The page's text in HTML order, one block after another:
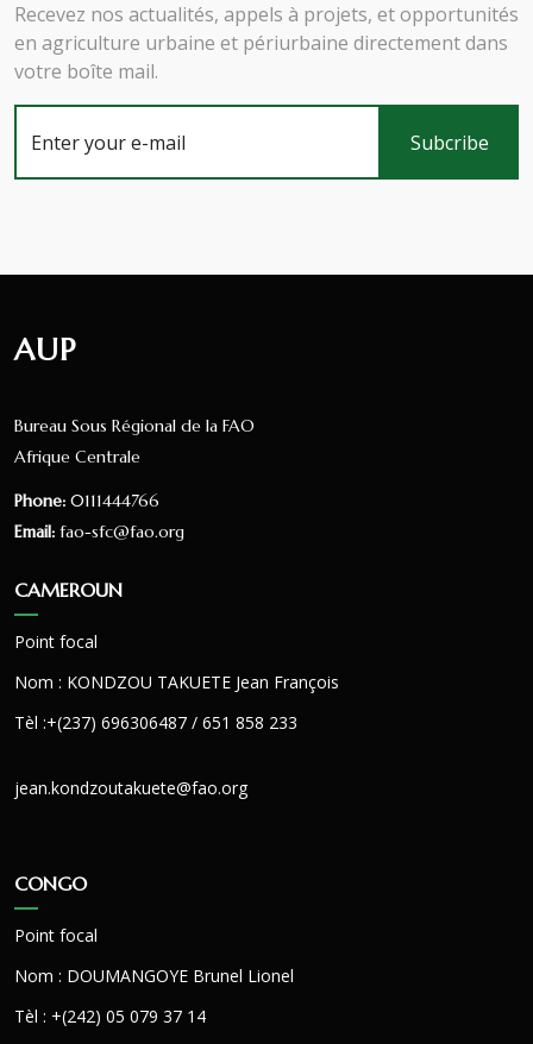
Recevez nos actualités, appels à projets, et opportunités
en agriculture urbaine et périurbaine directement dans
votre boîte mail.
AUP
Bureau Sous Régional de la FAO
Afrique Centrale
Phone: 0111444766
Email: fao-sfc@fao.org
CAMEROUN
Point focal
Nom : KONDZOU TAKUETE Jean François
Tèl :+(237) 696306487 / 651 858 233
jean.kondzoutakuete@fao.org
CONGO
Point focal
Nom : DOUMANGOYE Brunel Lionel
Tèl : +(242) 05 079 37 14